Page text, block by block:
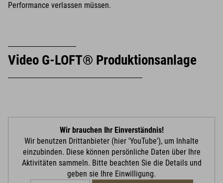
Performance verlassen müssen.
Video G-LOFT® Produktionsanlage
Wir brauchen Ihr Einverständnis!
Wir benutzen Drittanbieter (hier 'YouTube'), um Inhalte
einzubinden. Diese können persönliche Daten über Ihre
Aktivitäten sammeln. Bitte beachten Sie die Details und
geben sie Ihre Einwilligung.